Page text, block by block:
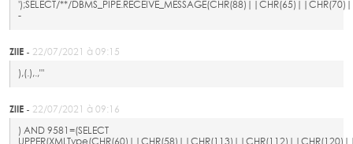
');SELECT/**/
-
ZlIE - 22/07/2021 à 09:15
),(.),.,"'
ZlIE - 22/07/2021 à 09:16
) AND 9581=(SELECT